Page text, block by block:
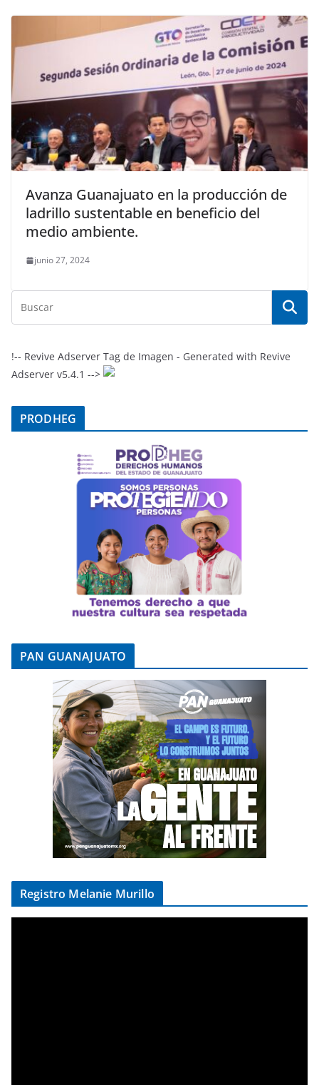
Avanza Guanajuato en la producción de
ladrillo sustentable en beneficio del
medio ambiente.
junio 27, 2024
!-- Revive Adserver Tag de Imagen - Generated with Revive
Adserver v5.4.1 -->
PRODHEG
PAN GUANAJUATO
Registro Melanie Murillo